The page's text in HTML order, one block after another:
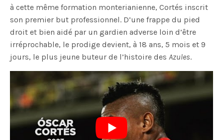
à cette même formation monterianienne, Cortés inscrit
son premier but professionnel. D’une frappe du pied
droit et bien aidé par un gardien adverse loin d’être
irréprochable, le prodige devient, à 18 ans, 5 mois et 9
jours, le plus jeune buteur de l’histoire des Azules.